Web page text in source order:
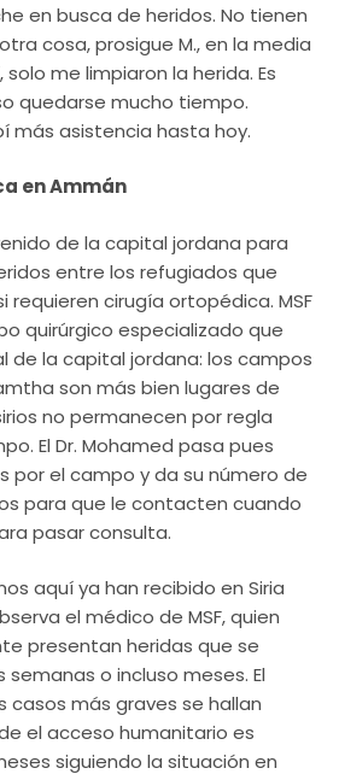
en busca de heridos. No tienen
cosa, prosigue M., en la media
me limpiaron la herida. Es
quedarse mucho tiempo.
más asistencia hasta hoy.
en Ammán
de la capital jordana para
entre los refugiados que
requieren cirugía ortopédica. MSF
quirúrgico especializado que
de la capital jordana: los campos
son más bien lugares de
no permanecen por regla
El Dr. Mohamed pasa pues
por el campo y da su número de
para que le contacten cuando
pasar consulta.
aquí ya han recibido en Siria
el médico de MSF, quien
presentan heridas que se
o incluso meses. El
casos más graves se hallan
el acceso humanitario es
siguiendo la situación en